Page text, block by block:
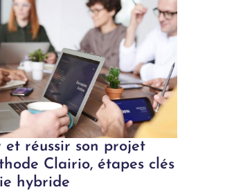
et réussir son projet
Clairio, étapes clés
hybride